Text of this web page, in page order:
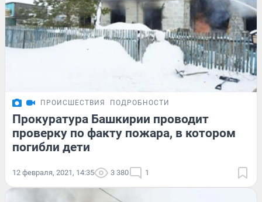
ПРОИСШЕСТВИЯ ПОДРОБНОСТИ
Прокуратура Башкирии проводит
проверку по факту пожара, в котором
погибли дети
12 февраля, 2021, 14:35 3 380 1